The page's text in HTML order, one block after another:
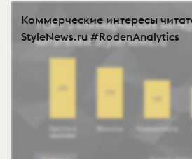
Коммерческие интересы
StyleNews.ru #RodenAnalytics